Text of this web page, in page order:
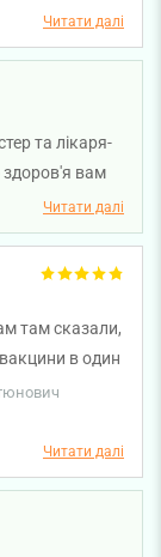
Читати далі
та лікаря-
здоров'я вам
Читати далі
там сказали,
в один
Бегларяна
ввели
лікаря
помилки в
з
звертатися
Читати далі